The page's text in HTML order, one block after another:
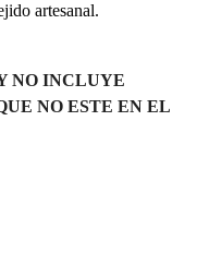
artesanal.
NO INCLUYE
NO ESTE EN EL